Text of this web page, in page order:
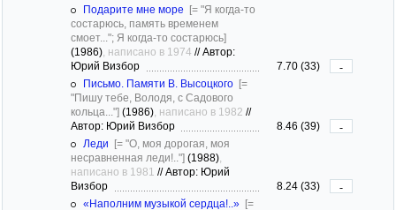
Подарите мне море [= "Я когда-то
состарюсь, память временем
смоет..."; Я когда-то состарюсь]
(1986) , написано в 1974 //Автор:
Юрий Визбор
7.70 (33)
-
Письмо. Памяти В. Высоцкого [=
"Пишу тебе, Володя, с Садового
кольца..."] (1986) , написано в 1982 //
Автор: Юрий Визбор
8.46 (39)
-
Леди [= "О, моя дорогая, моя
несравненная леди!.."] (1988)
написано в 1981 //Автор: Юрий
Визбор
8.24 (33)
-
«Наполним музыкой сердца!..» [=